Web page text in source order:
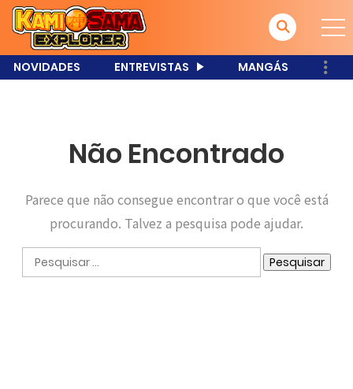
NOVIDADES ENTREVISTAS MANGÁS
Não Encontrado
Parece que não consegue encontrar o que você está
procurando. Talvez a pesquisa pode ajudar.